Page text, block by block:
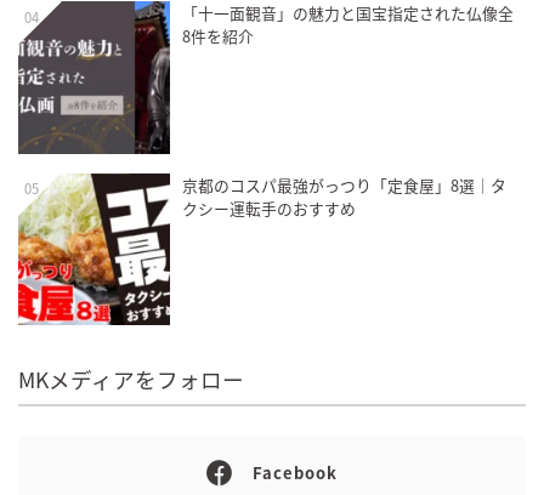
04
「十一面観音」の魅力と国宝指定された仏像全
8件を紹介
05
京都のコスパ最強がっつり「定食屋」8選｜タ
クシー運転手のおすすめ
MKメディアをフォロー
Facebook